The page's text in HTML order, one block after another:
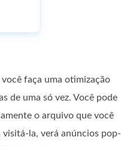
faça uma otimização
de uma só vez. Você pode
o arquivo que você
visitá-la, verá anúncios pop-